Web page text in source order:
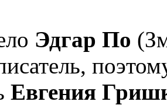
Эдгар По
Евгения